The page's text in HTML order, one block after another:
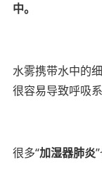
中。
水雾携带水中的
很容易导致呼吸系
很多“加湿器肺炎